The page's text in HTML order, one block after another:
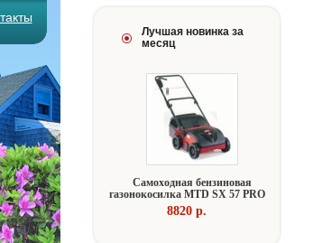
Лучшая новинка за
месяц
Самоходная бензиновая
газонокосилка MTD SX 57 PRO
8820 p.